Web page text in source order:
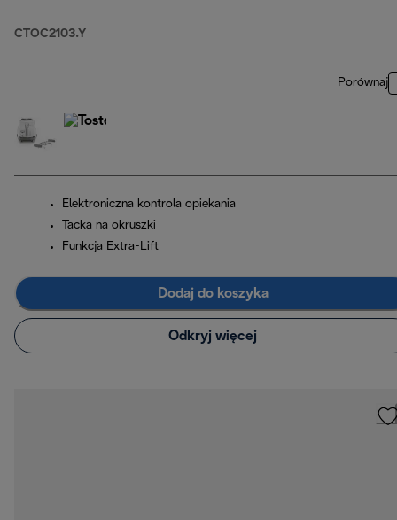
CTOC2103.Y
Porównaj
Elektroniczna kontrola opiekania
Tacka na okruszki
Funkcja Extra-Lift
Dodaj do koszyka
Odkryj więcej